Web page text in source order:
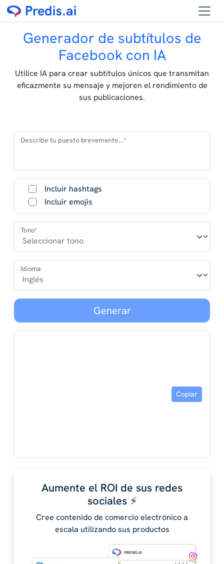
Generador de subtítulos de
Facebook con IA
Utilice IA para crear subtítulos únicos que transmitan
eficazmente su mensaje y mejoren el rendimiento de
sus publicaciones.
Describe tu puesto brevemente...*
Incluir hashtags
Incluir emojis
Tono*
Idioma
Generar
Copiar
Aumente el ROI de sus redes
sociales ⚡️
Cree contenido de comercio electrónico a
escala utilizando sus productos